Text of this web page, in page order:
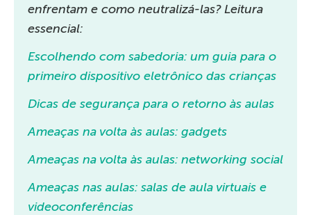
enfrentam e como neutralizá-las? Leitura
essencial:
Escolhendo com sabedoria: um guia para o
primeiro dispositivo eletrônico das crianças
Dicas de segurança para o retorno às aulas
Ameaças na volta às aulas: gadgets
Ameaças na volta às aulas: networking social
Ameaças nas aulas: salas de aula virtuais e
videoconferências